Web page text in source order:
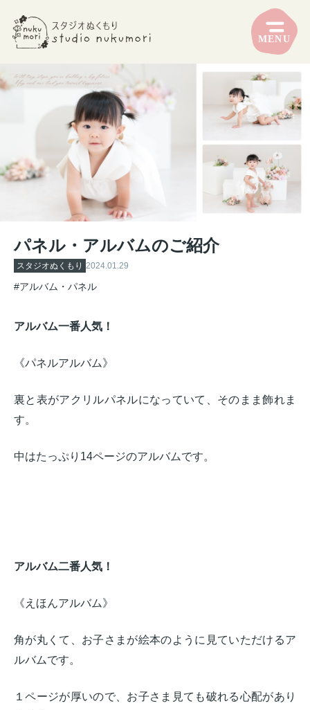
MENU
パネル・アルバムのご紹介
スタジオぬくもり 2024.01.29
#アルバム・パネル
アルバム一番人気！
《パネルアルバム》
裏と表がアクリルパネルになっていて、そのまま飾れま
す。
中はたっぷり14ページのアルバムです。
アルバム二番人気！
《えほんアルバム》
角が丸くて、お子さまが絵本のように見ていただけるア
ルバムです。
１ページが厚いので、お子さま見ても破れる心配があり